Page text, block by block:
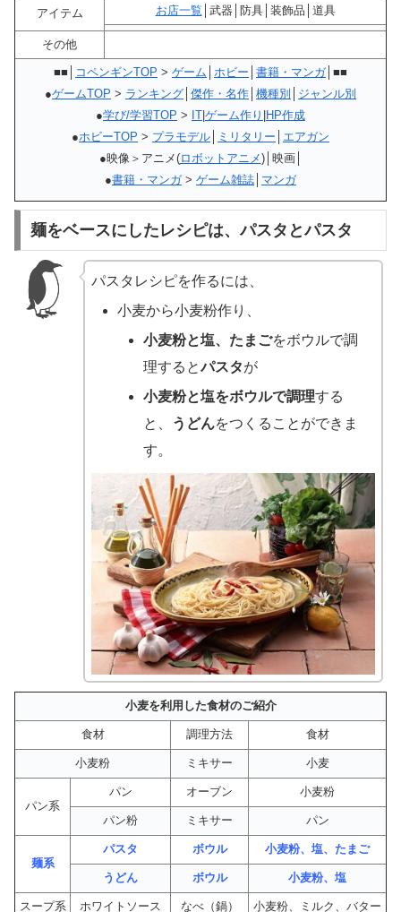
アイテム お店一覧 │武器│防具│装飾品│道具
その他
■■│ コペンギンTOP > ゲーム ホビー 書籍・マンガ│■■
●ゲームTOP > ランキング 傑作・名作 機種別
ジャンル別
●学び/学習TOP > IT ゲーム作り HP作成
●ホビーTOP > プラモデル ミリタリー
エアガン
●映像＞アニメ(ロボットアニメ)│映画│
●書籍・マンガ> ゲーム雑誌 マンガ
麺をベースにしたレシピは、パスタとパスタ
パスタレシピを作るには、
小麦から小麦粉作り、
小麦粉と塩、たまごをボウルで調
理するとパスタが
小麦粉と塩をボウルで調理する
と、
うどんをつくることができま
す。
小麦を利用した食材のご紹介
食材 調理方法 食材
小麦粉 ミキサー 小麦
パン系
パン オーブン 小麦粉
パン粉 ミキサー パン
麺系
パスタ ボウル 小麦粉、塩、たまご
うどん ボウル 小麦粉、塩
スープ系 ホワイトソース なべ（鍋） 小麦粉、ミルク、バター